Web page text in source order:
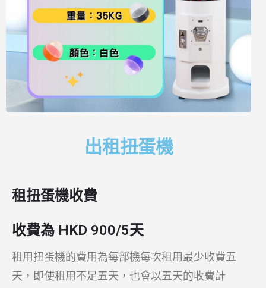
出租扭蛋機
租扭蛋機收費
收費為 HKD 900/5天
租用扭蛋機的費用為每部機每次租用最少收費五
天，即使租用不足五天，也會以五天的收費計